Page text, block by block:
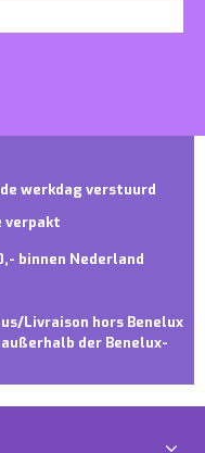
werkdag verstuurd
verpakt
binnen Nederland
Livraison hors Benelux
der Benelux-